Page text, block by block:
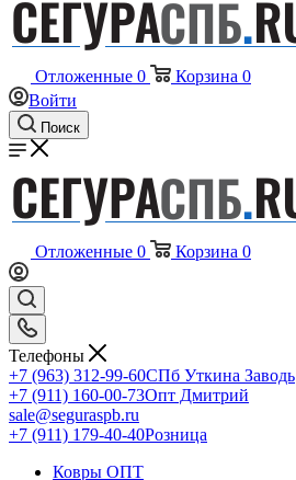
Отложенные 0 Корзина 0
Войти
Поиск
Отложенные 0 Корзина 0
Телефоны
+7 (963) 312-99-60СПб Уткина Заводь
+7 (911) 160-00-73Опт Дмитрий
sale@seguraspb.ru
+7 (911) 179-40-40Розница
Ковры ОПТ